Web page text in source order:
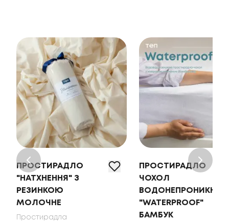
ПРОСТИРАДЛО
"НАТХНЕННЯ" З
РЕЗИНКОЮ
МОЛОЧНЕ
Простирадла
ПРОСТИРАДЛО
ЧОХОЛ
ВОДОНЕПРОНИКНИЙ
"WATERPROOF"
БАМБУК